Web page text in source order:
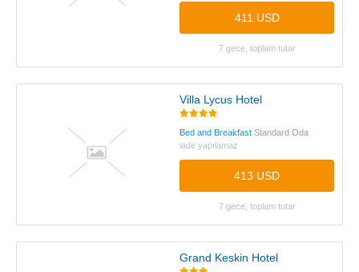
411 USD
7 gece, toplam tutar
Villa Lycus Hotel
Bed and Breakfast Standard Oda
iade yapılamaz
413 USD
7 gece, toplam tutar
Grand Keskin Hotel